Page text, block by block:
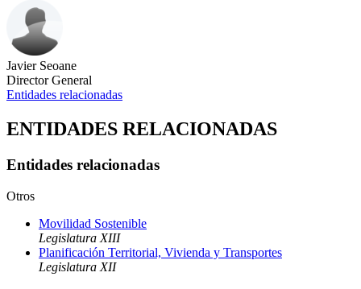
Javier Seoane
Director General
Entidades relacionadas
ENTIDADES RELACIONADAS
Entidades relacionadas
Otros
Movilidad Sostenible
Legislatura XIII
Planificación Territorial, Vivienda y Transportes
Legislatura XII